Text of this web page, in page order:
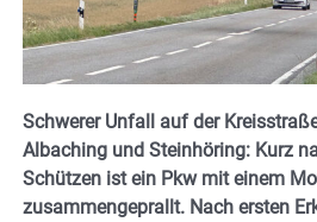
Schwerer Unfall auf der
Albaching und Steinhöring: Kurz
Schützen ist ein Pkw mit einem
zusammengeprallt. Nach ersten